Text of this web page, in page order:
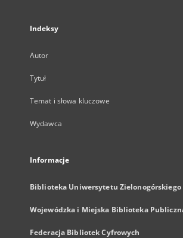
Indeksy
Autor
Tytuł
Temat i słowa kluczowe
Wydawca
Informacje
Biblioteka Uniwersytetu Zielonogórskiego
Wojewódzka i Miejska Biblioteka
Federacja Bibliotek Cyfrowych